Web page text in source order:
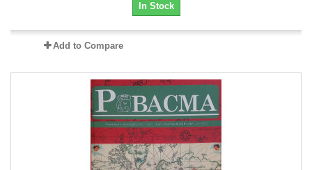
In Stock
Add to Compare